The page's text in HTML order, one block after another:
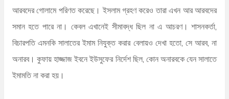
আরবদের গোলামে পরিণত করেছে। ইসলাম গ্রহণ করেও তারা এখন আর আরবদের
সমান হতে পারে না। কেবল এখানেই সীমাবদ্ধ ছিল না এ আচরণ। শাসনকর্তা,
বিচারপতি এমনকি সালাতের ইমাম নিযুক্ত করার বেলায়ও দেখা হতো, সে আরব, না
অনারব। কুফায় হাজ্জাজ ইবনে ইউসুফের নির্দেশ ছিল, কোন অনারবকে যেন সালাতে
ইমামতি না করা হয়।